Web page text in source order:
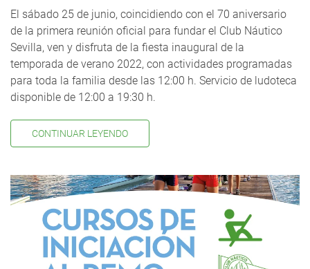
El sábado 25 de junio, coincidiendo con el 70 aniversario
de la primera reunión oficial para fundar el Club Náutico
Sevilla, ven y disfruta de la fiesta inaugural de la
temporada de verano 2022, con actividades programadas
para toda la familia desde las 12:00 h. Servicio de ludoteca
disponible de 12:00 a 19:30 h.
CONTINUAR LEYENDO